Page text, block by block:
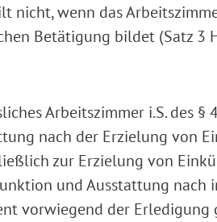
nicht, wenn das
Betätigung bildet (Satz 3
Arbeitszimmer i.S. des §
nach der Erzielung von
zur Erzielung von
und Ausstattung
vorwiegend der Erledigung